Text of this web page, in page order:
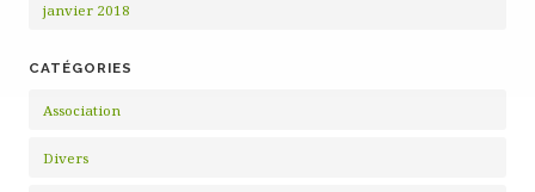
janvier 2018
CATÉGORIES
Association
Divers